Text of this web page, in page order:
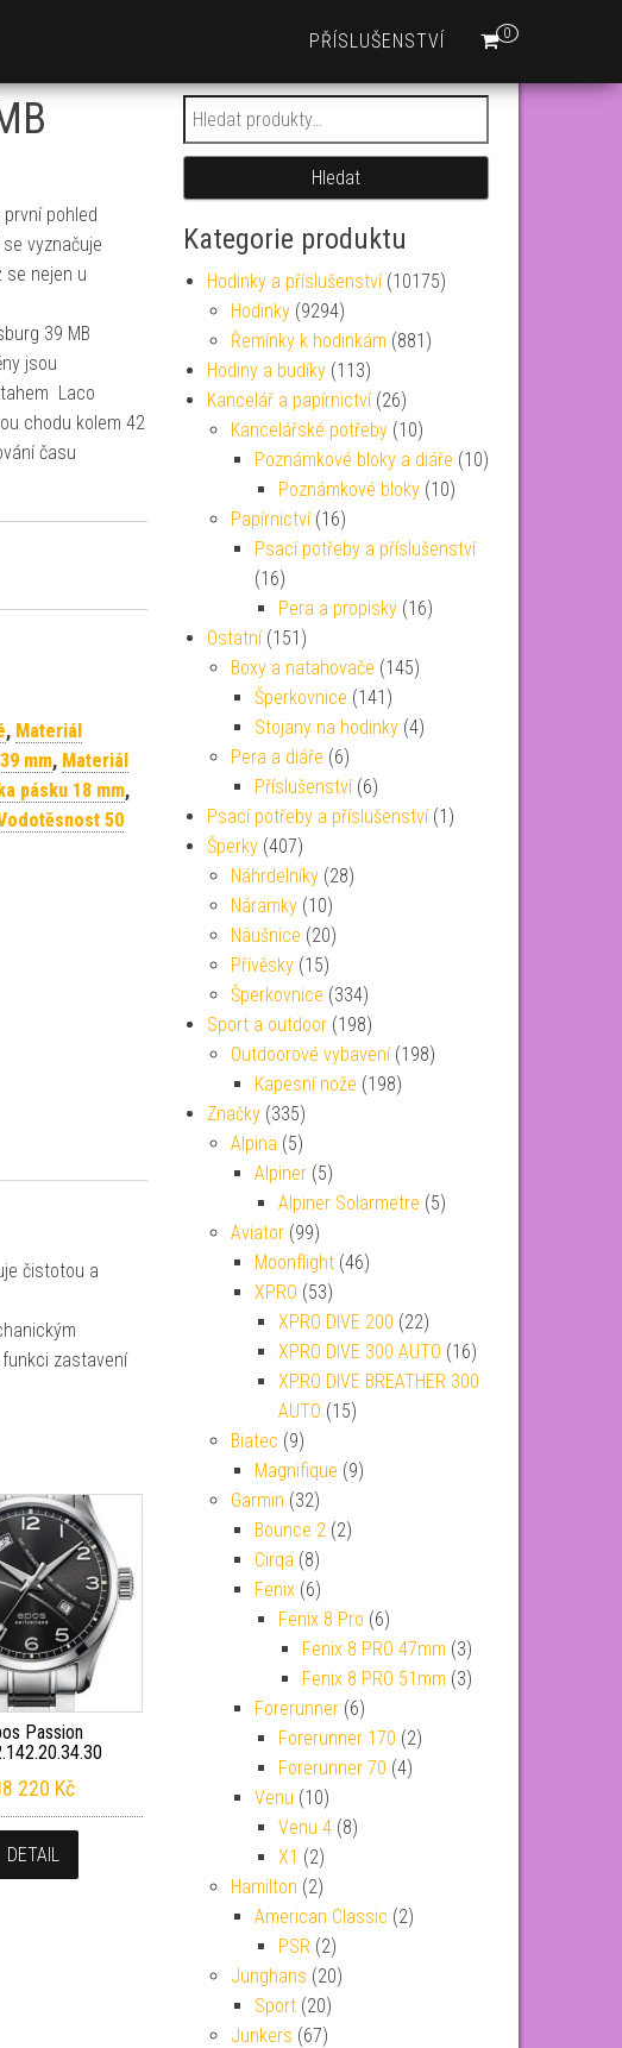
0
PŘÍSLUŠENSTVÍ
pohled
vyznačuje
se nejen u
39 MB
jsou
Laco
chodu kolem 42
času
, Materiál
mm, Materiál
pásku 18 mm,
50
čistotou a
zastavení
Passion
220 Kč
DETAIL
Hledat:
Hledat
Kategorie produktu
Hodinky a příslušenství (10175)
Hodinky (9294)
Řemínky k hodinkám (881)
Hodiny a budíky (113)
Kancelář a papírnictví (26)
Kancelářské potřeby (10)
Poznámkové bloky a diáře (10)
Poznámkové bloky (10)
Papírnictví (16)
Psací potřeby a příslušenství
(16)
Pera a propisky (16)
Ostatní (151)
Boxy a natahovače (145)
Šperkovnice (141)
Stojany na hodinky (4)
Pera a diáře (6)
Příslušenství (6)
Psací potřeby a příslušenství (1)
Šperky (407)
Náhrdelníky (28)
Náramky (10)
Náušnice (20)
Přívěsky (15)
Šperkovnice (334)
Sport a outdoor (198)
Outdoorové vybavení (198)
Kapesní nože (198)
Značky (335)
Alpina (5)
Alpiner (5)
Alpiner Solarmetre (5)
Aviator (99)
Moonflight (46)
XPRO (53)
XPRO DIVE 200 (22)
XPRO DIVE 300 AUTO (16)
XPRO DIVE BREATHER 300
AUTO (15)
Biatec (9)
Magnifique (9)
Garmin (32)
Bounce 2 (2)
Cirqa (8)
Fenix (6)
Fenix 8 Pro (6)
Fenix 8 PRO 47mm (3)
Fenix 8 PRO 51mm (3)
Forerunner (6)
Forerunner 170 (2)
Forerunner 70 (4)
Venu (10)
Venu 4 (8)
X1 (2)
Hamilton (2)
American Classic (2)
PSR (2)
Junghans (20)
Sport (20)
Junkers (67)